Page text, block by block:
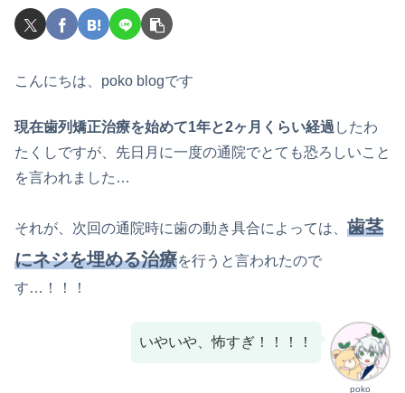
こんにちは、poko blogです
現在歯列矯正治療を始めて1年と2ヶ月くらい経過 したわ
たくしですが、先日月に一度の通院でとても恐ろしいこと
を言われました…
それが、次回の通院時に歯の動き具合によっては、 歯茎
にネジを埋める治療を行うと言われたので
す…！！！
poko
いやいや、怖すぎ！！！！